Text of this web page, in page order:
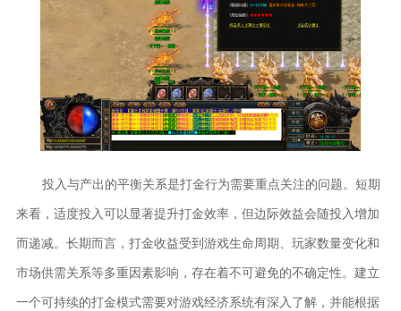
投入与产出的平衡关系是打金行为需要重点关注的问题。短期
来看，适度投入可以显著提升打金效率，但边际效益会随投入增加
而递减。长期而言，打金收益受到游戏生命周期、玩家数量变化和
市场供需关系等多重因素影响，存在着不可避免的不确定性。建立
一个可持续的打金模式需要对游戏经济系统有深入了解，并能根据